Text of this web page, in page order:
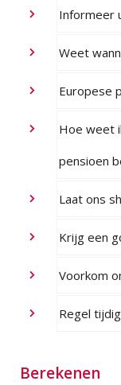
Informeer
Weet
Europese
Hoe weet
pensioen
Laat ons
Krijg een
Voorkom
Regel
Berekenen